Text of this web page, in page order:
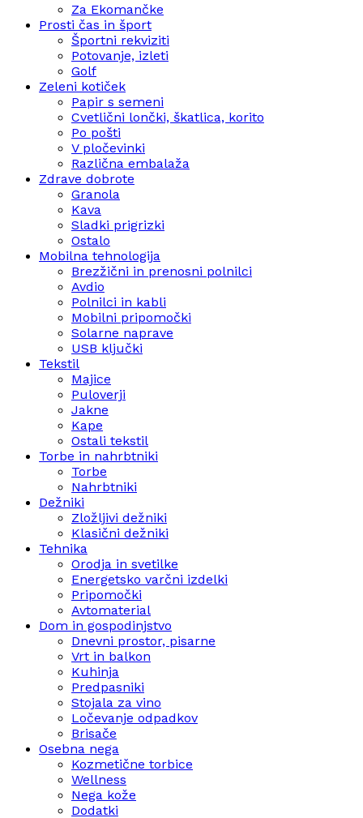
Za Ekomančke
Prosti čas in šport
Športni rekviziti
Potovanje, izleti
Golf
Zeleni kotiček
Papir s semeni
Cvetlični lončki, škatlica, korito
Po pošti
V pločevinki
Različna embalaža
Zdrave dobrote
Granola
Kava
Sladki prigrizki
Ostalo
Mobilna tehnologija
Brezžični in prenosni polnilci
Avdio
Polnilci in kabli
Mobilni pripomočki
Solarne naprave
USB ključki
Tekstil
Majice
Puloverji
Jakne
Kape
Ostali tekstil
Torbe in nahrbtniki
Torbe
Nahrbtniki
Dežniki
Zložljivi dežniki
Klasični dežniki
Tehnika
Orodja in svetilke
Energetsko varčni izdelki
Pripomočki
Avtomaterial
Dom in gospodinjstvo
Dnevni prostor, pisarne
Vrt in balkon
Kuhinja
Predpasniki
Stojala za vino
Ločevanje odpadkov
Brisače
Osebna nega
Kozmetične torbice
Wellness
Nega kože
Dodatki